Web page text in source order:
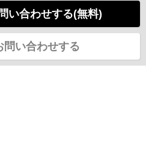
い合わせする(無料)
問い合わせする